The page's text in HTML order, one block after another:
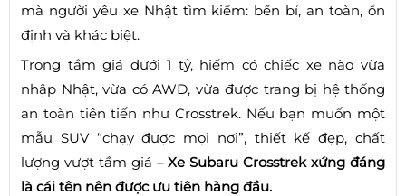
mà người yêu xe Nhật tìm kiếm: bền bỉ, an toàn, ổn
định và khác biệt.
Trong tầm giá dưới 1 tỷ, hiếm có chiếc xe nào vừa
nhập Nhật, vừa có AWD, vừa được trang bị hệ thống
an toàn tiên tiến như Crosstrek. Nếu bạn muốn một
mẫu SUV “chạy được mọi nơi”, thiết kế đẹp, chất
lượng vượt tầm giá –Xe Subaru Crosstrek xứng đáng
là cái tên nên được ưu tiên hàng đầu.